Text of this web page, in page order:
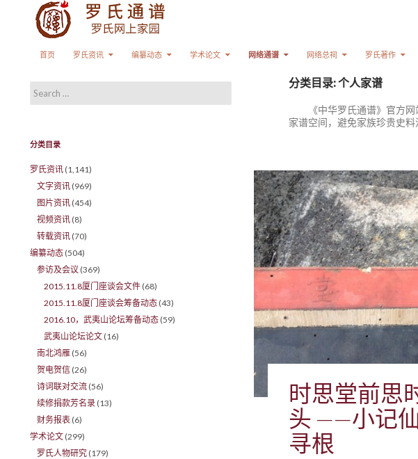
首页
罗氏资讯 编纂动态 学术论文 网络通谱 网络总祠 罗氏著作
分类目录: 个人家谱
《中华罗氏通谱》官方
家谱空间，避免家族珍贵史料
时思堂前思
头 ——小记
寻根
Search for:
分类目录
罗氏资讯 (1,141)
文字资讯 (969)
图片资讯 (454)
视频资讯 (8)
转载资讯 (70)
编纂动态 (504)
参访及会议 (369)
2015.11.8厦门座谈会文件 (68)
2015.11.8厦门座谈会筹备动态 (43)
2016.10，武夷山论坛筹备动态 (59)
武夷山论坛论文 (16)
南北鸿雁 (56)
贺电贺信 (26)
诗词联对交流 (56)
续修捐款芳名录 (13)
财务报表 (6)
学术论文 (299)
罗氏人物研究 (179)